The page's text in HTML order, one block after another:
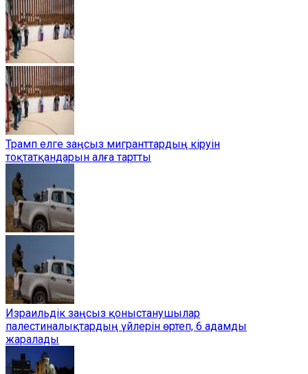
Трамп елге заңсыз мигранттардың кіруін
тоқтатқандарын алға тартты
Израильдік заңсыз қоныстанушылар
палестиналықтардың үйлерін өртеп, 6 адамды
жаралады